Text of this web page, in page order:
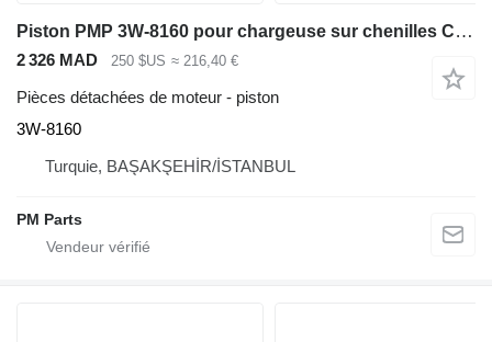
Piston PMP 3W-8160 pour chargeuse sur chenilles Caterpillar 963
2 326 MAD 250 $US ≈ 216,40 €
Pièces détachées de moteur - piston
3W-8160
Turquie, BAŞAKŞEHİR/İSTANBUL
PM Parts